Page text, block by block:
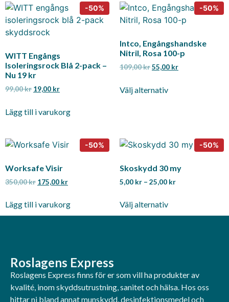
WITT Engångs
Isoleringsrock Blå 2-pack –
Nu 19 kr
99,00kr 19,00 kr
Lägg till i varukorg
Intco, Engångshandske
Nitril, Rosa 100-p
109,00kr55,00 kr
Välj alternativ
Worksafe Visir
350,00kr 175,00 kr
Lägg till i varukorg
Skoskydd 30 my
5,00 kr – 25,00 kr
Välj alternativ
Roslagens Express
Roslagens Express finns för er som vill ha produkter av
kvalité, inom skyddsutrustning, sanitet och hälsa. Hos oss
hittar ni bland annat munskydd, desinfektionsmedel och